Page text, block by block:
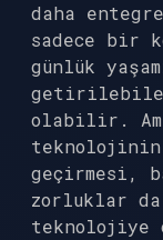
daha
sadece bir
günlük
olabilir.
teknolojinin
geçirmesi,
zorluklar
teknolojiye